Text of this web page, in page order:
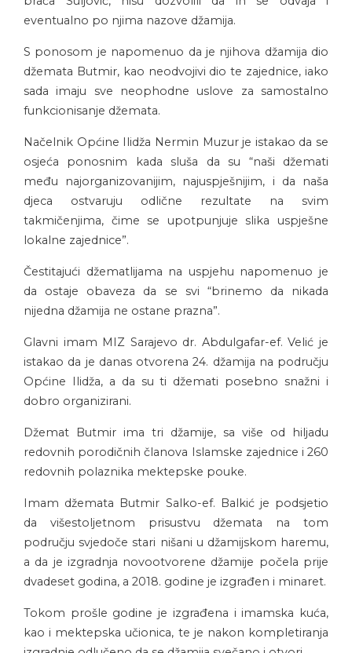
eventualno po njima nazove džamija.
S ponosom je napomenuo da je njihova džamija dio
džemata Butmir, kao neodvojivi dio te zajednice, iako
sada imaju sve neophodne uslove za samostalno
funkcionisanje džemata.
Načelnik Općine Ilidža Nermin Muzur je istakao da se
osjeća ponosnim kada sluša da su “naši džemati
među najorganizovanijim, najuspješnijim, i da naša
djeca ostvaruju odlične rezultate na svim
takmičenjima, čime se upotpunjuje slika uspješne
lokalne zajednice”.
Čestitajući džematlijama na uspjehu napomenuo je
da ostaje obaveza da se svi “brinemo da nikada
nijedna džamija ne ostane prazna”.
Glavni imam MIZ Sarajevo dr. Abdulgafar-ef. Velić je
istakao da je danas otvorena 24. džamija na području
Općine Ilidža, a da su ti džemati posebno snažni i
dobro organizirani.
Džemat Butmir ima tri džamije, sa više od hiljadu
redovnih porodičnih članova Islamske zajednice i 260
redovnih polaznika mektepske pouke.
Imam džemata Butmir Salko-ef. Balkić je podsjetio
da višestoljetnom prisustvu džemata na tom
području svjedoče stari nišani u džamijskom haremu,
a da je izgradnja novootvorene džamije počela prije
dvadeset godina, a 2018. godine je izgrađen i minaret.
Tokom prošle godine je izgrađena i imamska kuća,
kao i mektepska učionica, te je nakon kompletiranja